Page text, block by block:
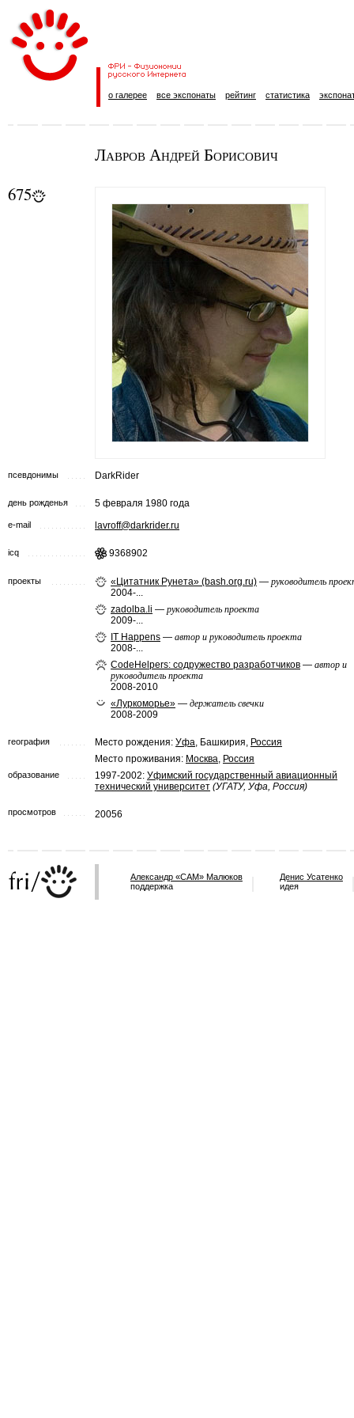
о галерее все экспонаты рейтинг статистика
Лавров Андрей Борисович
675
псевдонимы DarkRider
день рожденья 5 февраля 1980 года
e-mail lavroff@darkrider.ru
icq 9368902
проекты «Цитатник Рунета» (bash.org.ru) — руководитель
2004-...
zadolba.li — руководитель проекта
2009-...
IT Happens — автор и руководитель проекта
2008-...
CodeHelpers: содружество разработчиков — автор и
руководитель проекта
2008-2010
«Луркоморье» — держатель свечки
2008-2009
география Место рождения: Уфа, Башкирия, Россия
Место проживания: Москва, Россия
образование 1997-2002: Уфимский государственный авиационный
технический университет (УГАТУ, Уфа, Россия)
просмотров 20056
Александр «САМ» Малюков
поддержка
Денис Усатенко
идея